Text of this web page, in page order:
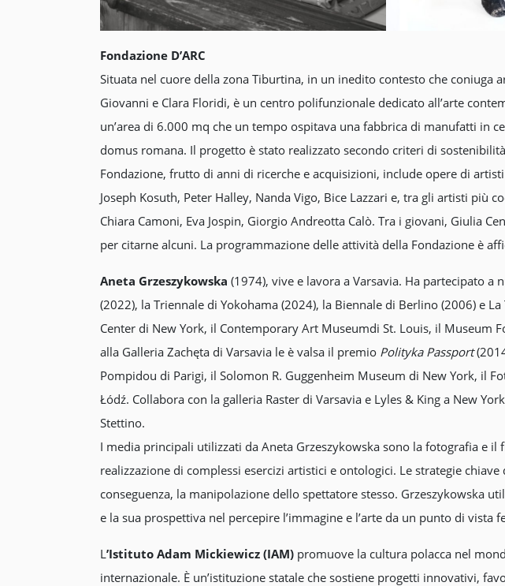
Fondazione D’ARC
Situata nel cuore della zona Tiburtina, in un inedito contesto che
Giovanni e Clara Floridi, è un centro polifunzionale dedicato all’arte
un’area di 6.000 mq che un tempo ospitava una fabbrica di manufatti in
domus romana. Il progetto è stato realizzato secondo criteri di
Fondazione, frutto di anni di ricerche e acquisizioni, include opere di
Joseph Kosuth, Peter Halley, Nanda Vigo, Bice Lazzari e, tra gli artisti più
Chiara Camoni, Eva Jospin, Giorgio Andreotta Calò. Tra i giovani, Giulia
per citarne alcuni. La programmazione delle attività della Fondazione è
Aneta Grzeszykowska (1974), vive e lavora a Varsavia. Ha partecipato
(2022), la Triennale di Yokohama (2024), la Biennale di Berlino (2006) e
Center di New York, il Contemporary Art Museumdi St. Louis, il Museum
alla Galleria Zachęta di Varsavia le è valsa il premio Polityka Passport
Pompidou di Parigi, il Solomon R. Guggenheim Museum di New York, il
Łódź. Collabora con la galleria Raster di Varsavia e Lyles & King a New
Stettino.
I media principali utilizzati da Aneta Grzeszykowska sono la fotografia e
realizzazione di complessi esercizi artistici e ontologici. Le strategie
conseguenza, la manipolazione dello spettatore stesso. Grzeszykowska
e la sua prospettiva nel percepire l’immagine e l’arte da un punto di vista
L’Istituto Adam Mickiewicz (IAM)promuove la cultura polacca nel
internazionale. È un’istituzione statale che sostiene progetti innovativi,